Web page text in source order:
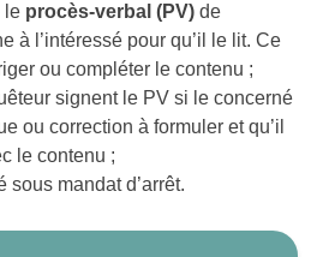
le procès-verbal (PV) de
à l’intéressé pour qu’il le lit. Ce
ou compléter le contenu ;
signent le PV si le concerné
ou correction à formuler et qu’il
le contenu ;
sous mandat d’arrêt.